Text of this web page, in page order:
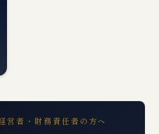
者・財務責任者の方へ